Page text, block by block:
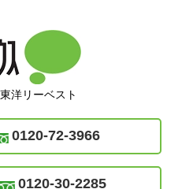
洋リーベスト
0120-72-3966
0120-30-2285